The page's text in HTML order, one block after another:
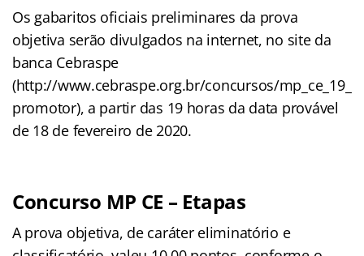
Os gabaritos oficiais preliminares da prova
objetiva serão divulgados na internet, no site da
banca Cebraspe
(http://www.cebraspe.org.br/concursos/mp_ce_19_
promotor), a partir das 19 horas da data provável
de 18 de fevereiro de 2020.
Concurso MP CE – Etapas
A prova objetiva, de caráter eliminatório e